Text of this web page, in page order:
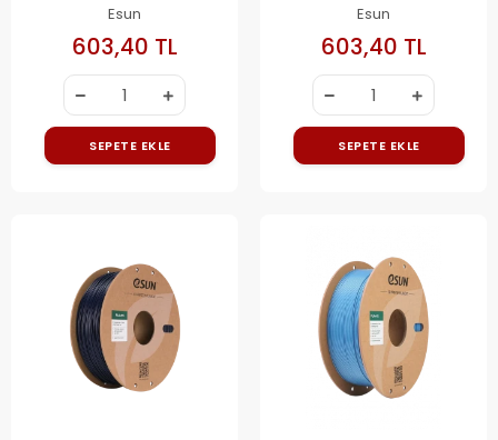
Esun
603,40 TL
SEPETE EKLE
Esun
603,40 TL
SEPETE EKLE